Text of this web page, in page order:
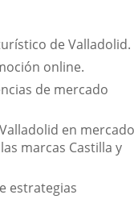
de Valladolid.
online.
de mercado
en
marcas Castilla y
estrategias